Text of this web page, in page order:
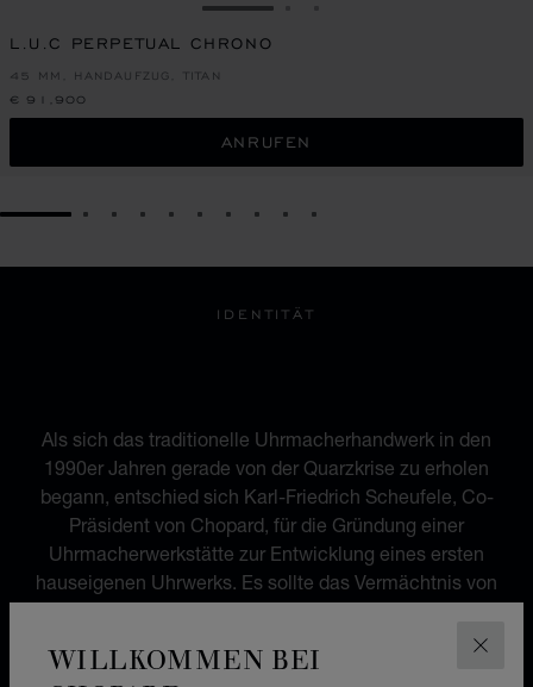
WILLKOMMEN BEI
ZUR FOLIE GEHEN 1
L.U.C PERPETUAL CHRONO
45 MM, HANDAUFZUG, TITAN
€ 91,900
ANRUFEN
GO TO SLIDE 1GO TO SLIDE 2
GO TO SLIDE 3
GO TO SLIDE 4
GO TO SLIDE 5
GO TO SLIDE 6
GO TO SLIDE 7
GO TO SLIDE 8
GO TO SLIDE 9
GO TO SLIDE 10
IDENTITÄT
Als sich das traditionelle Uhrmacherhandwerk in den
1990er Jahren gerade von der Quarzkrise zu erholen
begann, entschied sich Karl-Friedrich Scheufele, Co-
Präsident von Chopard, für die Gründung einer
Uhrmacherwerkstätte zur Entwicklung eines ersten
hauseigenen Uhrwerks. Es sollte das Vermächtnis von
Louis-Ulysse Chopard würdigen, der Chopard im Jahr
entstand das Kaliber L.U.C 96.01-L, ein vielseitiges